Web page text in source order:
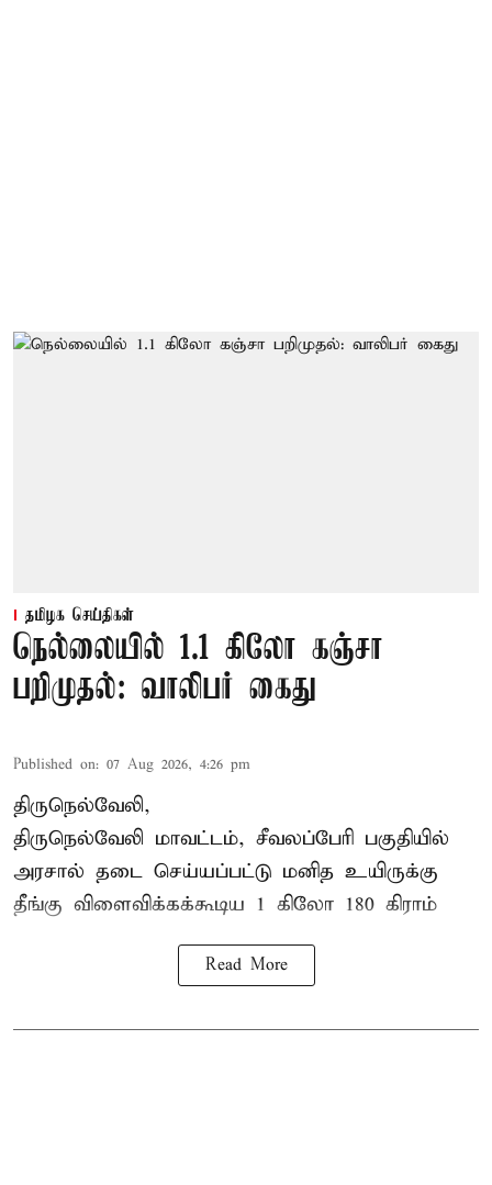
தமிழக செய்திகள்
நெல்லையில் 1.1 கிலோ கஞ்சா
பறிமுதல்: வாலிபர் கைது
Published on: 07 Aug 2026, 4:26 pm
திருநெல்வேலி,
திருநெல்வேலி மாவட்டம், சீவலப்பேரி பகுதியில்
அரசால் தடை செய்யப்பட்டு மனித உயிருக்கு
தீங்கு விளைவிக்கக்கூடிய 1 கிலோ 180 கிராம்
Read More